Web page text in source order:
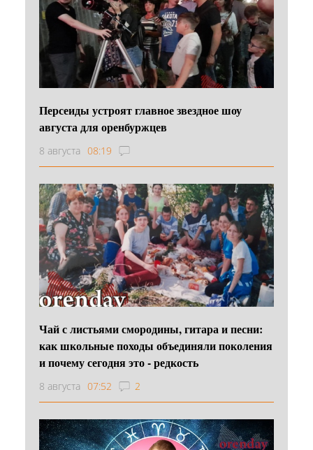
Персеиды устроят главное звездное шоу
августа для оренбуржцев
8 августа 08:19
Чай с листьями смородины, гитара и песни:
как школьные походы объединяли поколения
и почему сегодня это - редкость
8 августа 07:52 2